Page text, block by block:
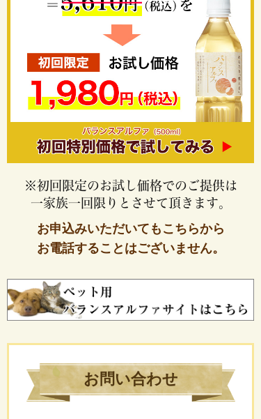
※初回限定のお試し価格でのご提供は
一家族一回限りとさせて頂きます。
お申込みいただいてもこちらから
お電話することはございません。
お問い合わせ